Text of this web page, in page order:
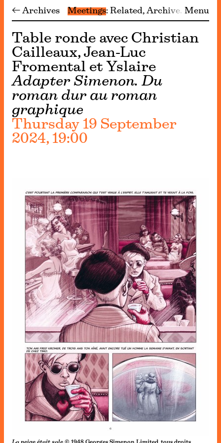
← Archives Meetings Related Archive Menu
Table ronde avec Christian
Cailleaux, Jean-Luc
Fromental et Yslaire
Adapter Simenon. Du
roman dur au roman
graphique
Thursday 19 September
2024, 19:00